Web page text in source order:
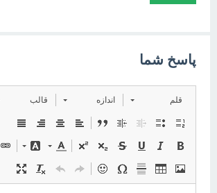
پاسخ شما
قلم اندازه قالب